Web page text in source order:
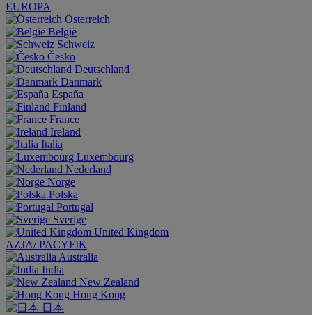
EUROPA
Österreich
België
Schweiz
Česko
Deutschland
Danmark
España
Finland
France
Ireland
Italia
Luxembourg
Nederland
Norge
Polska
Portugal
Sverige
United Kingdom
AZJA/ PACYFIK
Australia
India
New Zealand
Hong Kong
日本